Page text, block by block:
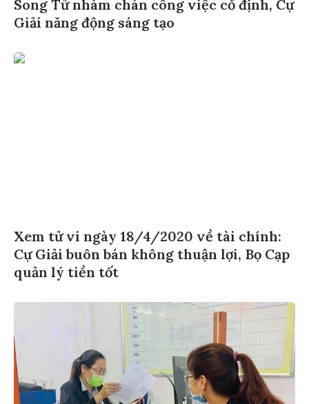
Song Tử nhàm chán công việc cố định, Cự
Giải năng động sáng tạo
Xem tử vi ngày 18/4/2020 về tài chính:
Cự Giải buôn bán không thuận lợi, Bọ Cạp
quản lý tiền tốt